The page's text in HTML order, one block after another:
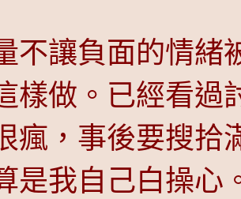
不讓負面的情緒
樣做。已經看過
瘋，事後要搜拾
是我自己白操心